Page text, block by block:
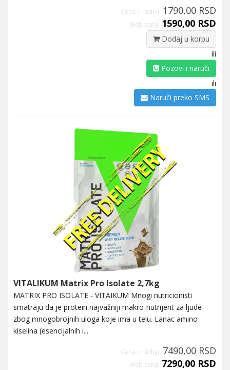
Cena u radnji: 1790,00 RSD
Web cena: 1590,00 RSD
Dodaj u korpu
ili
Pozovi i naruči
ili
Naruči preko SMS
VITALIKUM Matrix Pro Isolate 2,7kg
MATRIX PRO ISOLATE - VITAIKUM Mnogi nutricionisti
smatraju da je protein najvažniji makro-nutrijent za ljude
zbog mnogobrojnih uloga koje ima u telu. Lanac amino
kiselina (esencijalnih i...
Cena u radnji: 7490,00 RSD
Web cena: 7290,00 RSD